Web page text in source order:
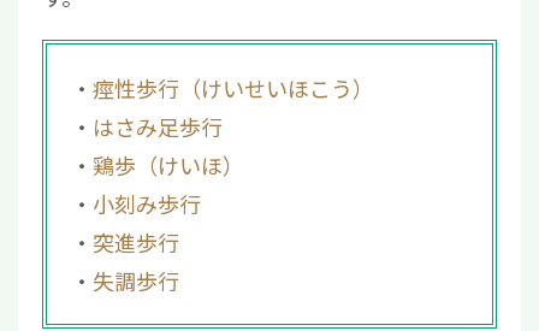
痙性歩行（けいせいほこう）
はさみ足歩行
鶏歩（けいほ）
小刻み歩行
突進歩行
失調歩行